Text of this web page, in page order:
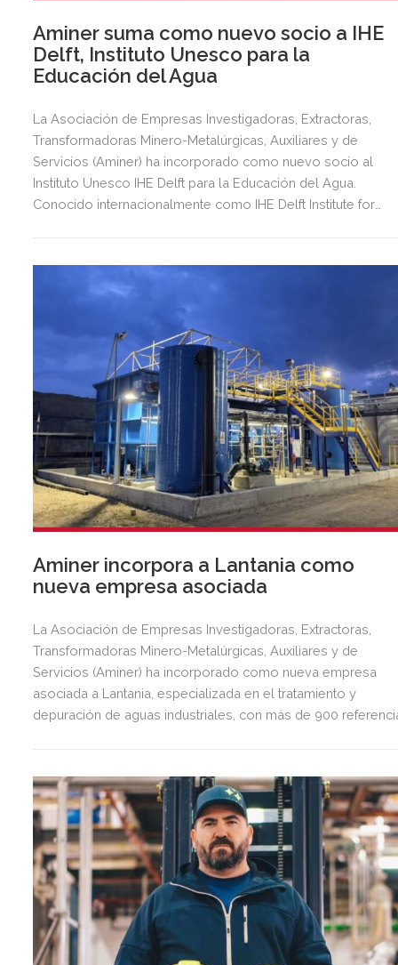
Aminer suma como nuevo socio a IHE
Delft, Instituto Unesco para la
Educación del Agua
La Asociación de Empresas Investigadoras, Extractoras,
Transformadoras Minero-Metalúrgicas, Auxiliares y de
Servicios (Aminer) ha incorporado como nuevo socio al
Instituto Unesco IHE Delft para la Educación del Agua.
Conocido internacionalmente como IHE Delft Institute for
que asegurarán una atención próxima y constante.
Aminer incorpora a Lantania como
nueva empresa asociada
La Asociación de Empresas Investigadoras, Extractoras,
Transformadoras Minero-Metalúrgicas, Auxiliares y de
Servicios (Aminer) ha incorporado como nueva empresa
asociada a Lantania, especializada en el tratamiento y
depuración de aguas industriales, con más de 900